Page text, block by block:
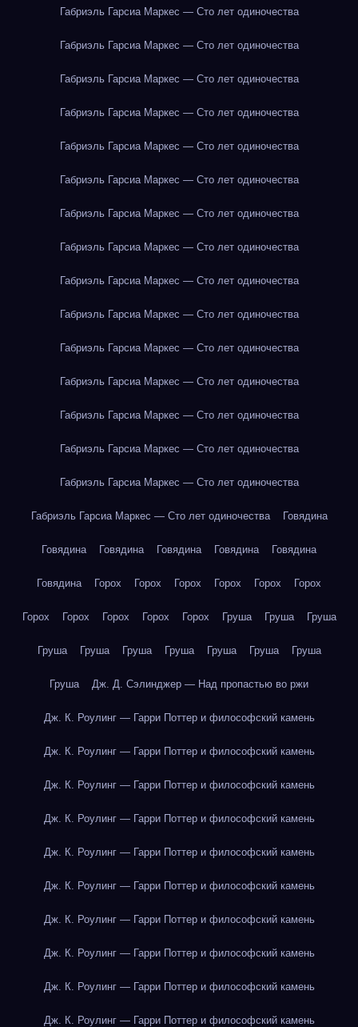
Габриэль Гарсиа Маркес — Сто лет одиночества
Габриэль Гарсиа Маркес — Сто лет одиночества
Габриэль Гарсиа Маркес — Сто лет одиночества
Габриэль Гарсиа Маркес — Сто лет одиночества
Габриэль Гарсиа Маркес — Сто лет одиночества
Габриэль Гарсиа Маркес — Сто лет одиночества
Габриэль Гарсиа Маркес — Сто лет одиночества
Габриэль Гарсиа Маркес — Сто лет одиночества
Габриэль Гарсиа Маркес — Сто лет одиночества
Габриэль Гарсиа Маркес — Сто лет одиночества
Габриэль Гарсиа Маркес — Сто лет одиночества
Габриэль Гарсиа Маркес — Сто лет одиночества
Габриэль Гарсиа Маркес — Сто лет одиночества
Габриэль Гарсиа Маркес — Сто лет одиночества
Габриэль Гарсиа Маркес — Сто лет одиночества
Габриэль Гарсиа Маркес — Сто лет одиночества Говядина
Говядина Говядина Говядина Говядина Говядина
Говядина Горох Горох Горох Горох Горох Горох
Горох Горох Горох Горох Горох Груша Груша Груша
Груша Груша Груша Груша Груша Груша Груша
Груша Дж. Д. Сэлинджер — Над пропастью во ржи
Дж. К. Роулинг — Гарри Поттер и философский камень
Дж. К. Роулинг — Гарри Поттер и философский камень
Дж. К. Роулинг — Гарри Поттер и философский камень
Дж. К. Роулинг — Гарри Поттер и философский камень
Дж. К. Роулинг — Гарри Поттер и философский камень
Дж. К. Роулинг — Гарри Поттер и философский камень
Дж. К. Роулинг — Гарри Поттер и философский камень
Дж. К. Роулинг — Гарри Поттер и философский камень
Дж. К. Роулинг — Гарри Поттер и философский камень
Дж. К. Роулинг — Гарри Поттер и философский камень